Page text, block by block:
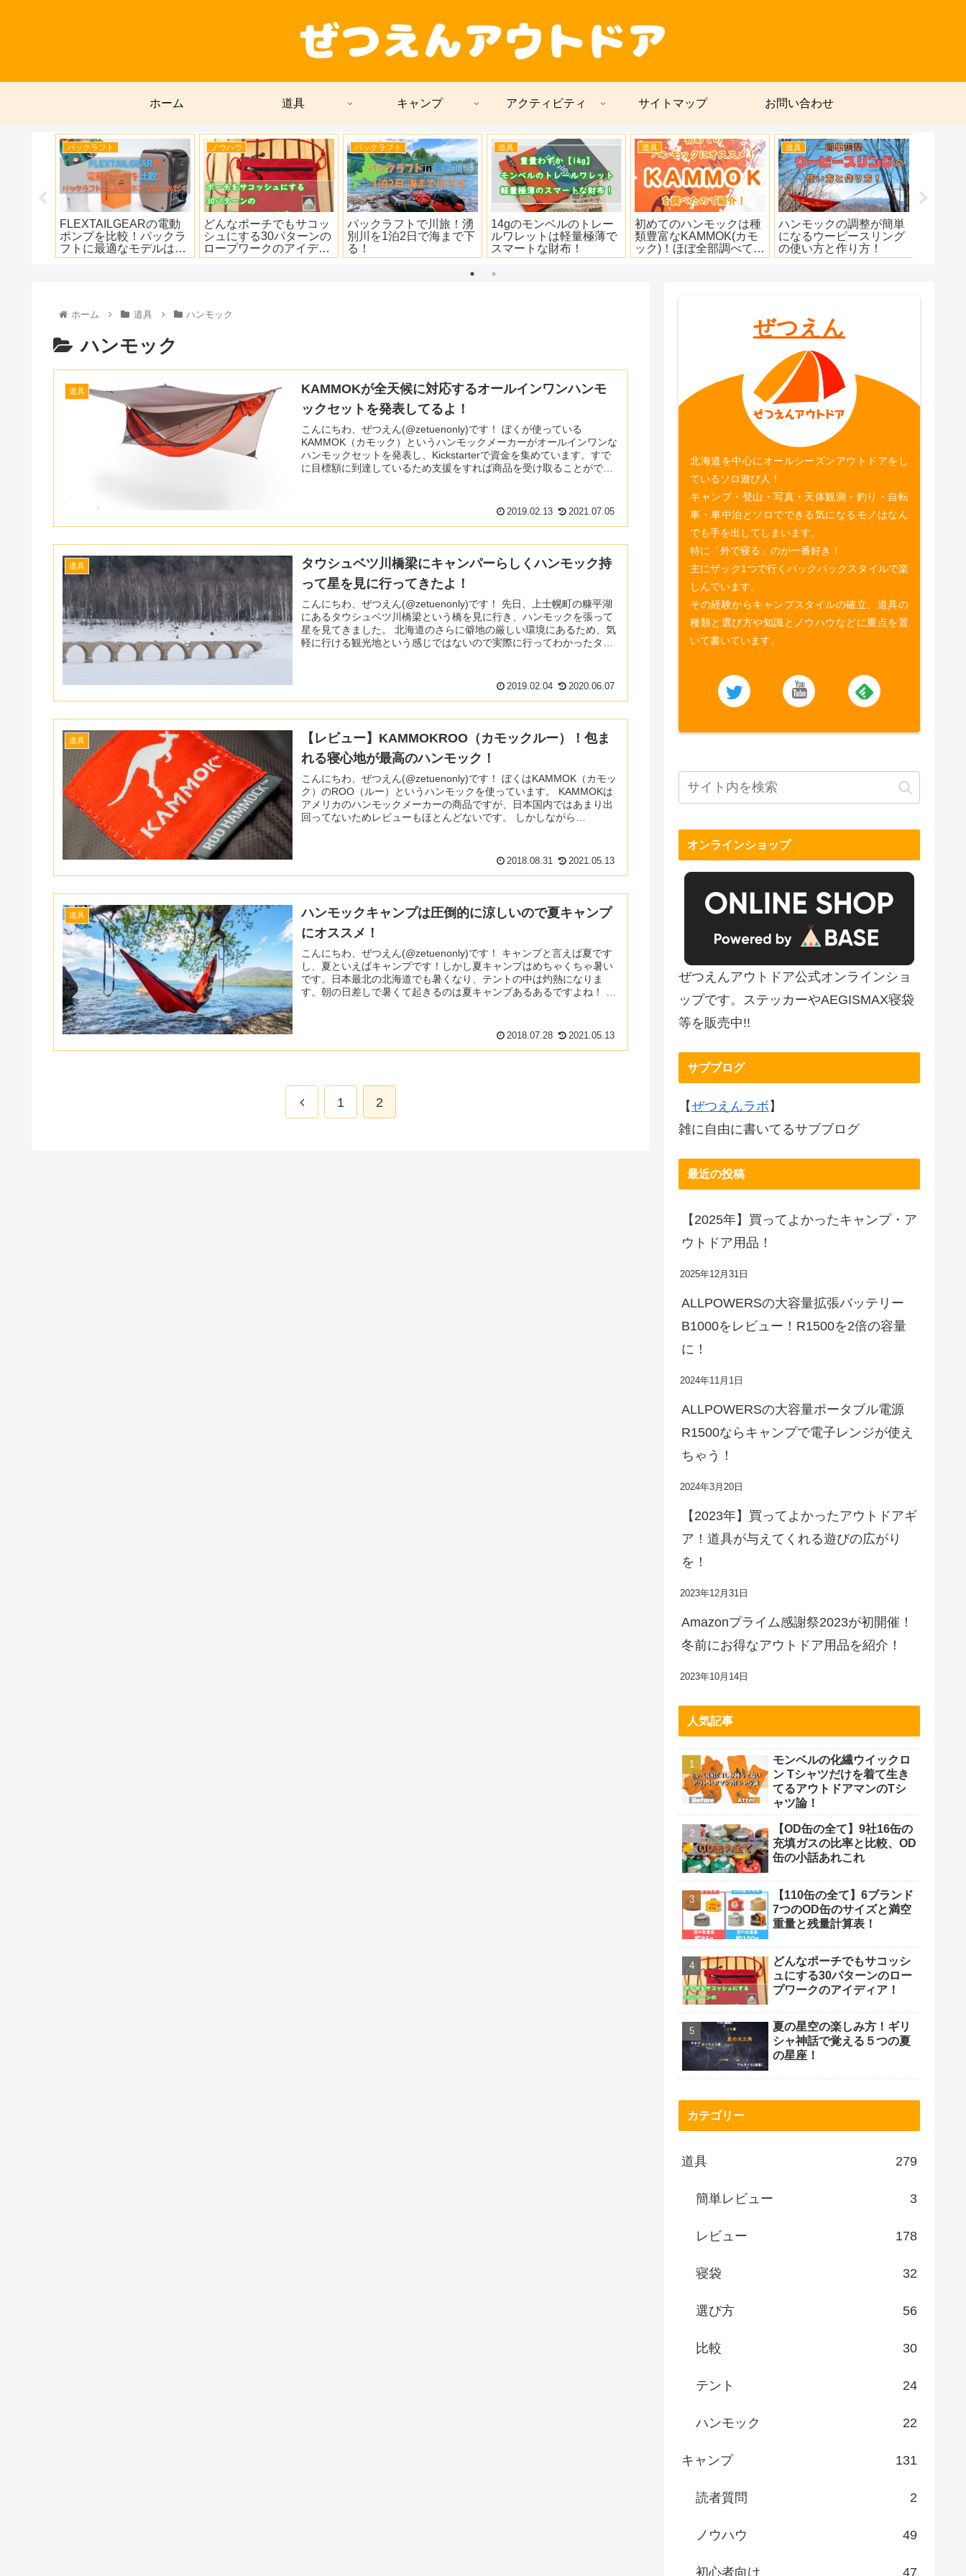
ホーム 道具 キャンプ アクティビティ サイトマップ お問い合わせ
パックラフト
パックラフトで川旅！湧
別川を1泊2日で海まで下
道具
14gのモンベルのトレー
ルワレットは軽量極薄で
スマートな財布！
道具
初めてのハンモックは種
類豊富なKAMMOK(カモ
ック)！ほぼ全部調べて紹
介！
道具
ハンモックの調整が簡単
になるウーピースリング
の使い方と作り方！
道具
ジェットボイルの湯切れ
問題に終止符を！SOTO
のフタがベストフィッ
ト！
道具
ココヘリ端末が故障した
ので無料で新品を送って
もらった話
道具
【2025年】買
たキャンプ・
ホーム 道具 ハンモック
ハンモック
道具
KAMMOKが全天候に対応するオールインワンハンモ
ックセットを発表してるよ！
こんにちわ、ぜつえん(@zetuenonly)です！ ぼくが使っている
KAMMOK（カモック）というハンモックメーカーがオールインワンな
ハンモックセットを発表し、Kickstarterで資金を集めています。すで
に目標額に到達しているため支援をすれば商品を受け取ることができ
2019.02.13 2021.07.05
道具
タウシュベツ川橋梁にキャンパーらしくハンモック持
って星を見に行ってきたよ！
こんにちわ、ぜつえん(@zetuenonly)です！ 先日、上士幌町の糠平湖
にあるタウシュベツ川橋梁という橋を見に行き、ハンモックを張って
星を見てきました。 北海道のさらに僻地の厳しい環境にあるため、気
軽に行ける観光地という感じではないので実際に行ってわかったタウ
2019.02.04 2020.06.07
道具
【レビュー】KAMMOKROO（カモックルー）！包ま
れる寝心地が最高のハンモック！
こんにちわ、ぜつえん(@zetuenonly)です！ ぼくはKAMMOK（カモッ
ク）のROO（ルー）というハンモックを使っています。 KAMMOKは
アメリカのハンモックメーカーの商品ですが、日本国内ではあまり出
回ってないためレビューもほとんどないです。 しかしながら
2018.08.31 2021.05.13
道具
ハンモックキャンプは圧倒的に涼しいので夏キャンプ
にオススメ！
こんにちわ、ぜつえん(@zetuenonly)です！ キャンプと言えば夏です
し、夏といえばキャンプです！しかし夏キャンプはめちゃくちゃ暑い
です。日本最北の北海道でも暑くなり、テントの中は灼熱になりま
す。朝の日差しで暑くて起きるのは夏キャンプあるあるですよね！ そ
2018.07.28 2021.05.13
1 2
ぜつえん
北海道を中心にオールシーズンアウトドアをし
ているソロ遊び人！
キャンプ・登山・写真・天体観測・釣り・自転
車・車中泊とソロでできる気になるモノはなん
でも手を出してしまいます。
特に「外で寝る」のが一番好き！
主にザック1つで行くバックパックスタイルで楽
しんでいます。
その経験からキャンプスタイルの確立、道具の
種類と選び方や知識とノウハウなどに重点を置
いて書いています。
オンラインショップ
ぜつえんアウトドア公式オンラインショ
ップです。ステッカーやAEGISMAX寝袋
等を販売中!!
サブブログ
【ぜつえんラボ 】
雑に自由に書いてるサブブログ
最近の投稿
【2025年】買ってよかったキャンプ・ア
ウトドア用品！
2025年12月31日
ALLPOWERSの大容量拡張バッテリー
B1000をレビュー！R1500を2倍の容量
に！
2024年11月1日
ALLPOWERSの大容量ポータブル電源
R1500ならキャンプで電子レンジが使え
ちゃう！
2024年3月20日
【2023年】買ってよかったアウトドアギ
ア！道具が与えてくれる遊びの広がり
を！
2023年12月31日
Amazonプライム感謝祭2023が初開催！
冬前にお得なアウトドア用品を紹介！
2023年10月14日
人気記事
モンベルの化繊ウイックロ
ン Tシャツだけを着て生き
てるアウトドアマンのTシ
ャツ論！
【OD缶の全て】9社16缶の
充填ガスの比率と比較、OD
缶の小話あれこれ
【110缶の全て】6ブランド
7つのOD缶のサイズと満空
重量と残量計算表！
どんなポーチでもサコッシ
ュにする30パターンのロー
プワークのアイディア！
夏の星空の楽しみ方！ギリ
シャ神話で覚える５つの夏
の星座！
カテゴリー
道具 279
簡単レビュー 3
レビュー 178
寝袋 32
選び方 56
比較 30
テント 24
ハンモック 22
キャンプ 131
読者質問 2
ノウハウ 49
初心者向け 47